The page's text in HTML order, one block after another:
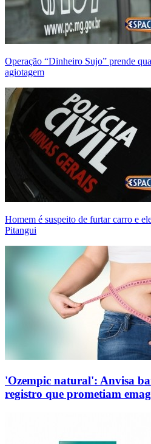
Operação “Dinheiro Sujo” prende
agiotagem
Homem é suspeito de furtar carro e
Pitangui
'Ozempic natural': Anvisa
registro que prometiam